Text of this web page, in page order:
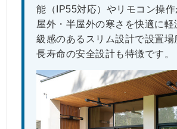
能（IP55対応）やリモコン操作
屋外・半屋外の寒さを快適に軽
級感のあるスリム設計で設置場
長寿命の安全設計も特徴です。